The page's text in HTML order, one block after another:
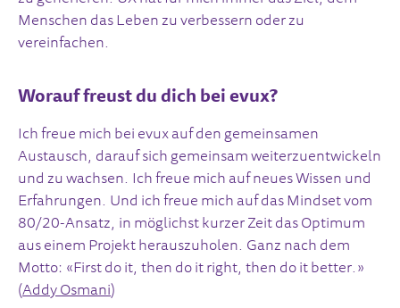
Menschen das Leben zu verbessern oder zu
vereinfachen.
Worauf freust du dich bei evux?
Ich freue mich bei evux auf den gemeinsamen
Austausch, darauf sich gemeinsam weiterzuentwickeln
und zu wachsen. Ich freue mich auf neues Wissen und
Erfahrungen. Und ich freue mich auf das Mindset vom
80/20-Ansatz, in möglichst kurzer Zeit das Optimum
aus einem Projekt herauszuholen. Ganz nach dem
Motto: «First do it, then do it right, then do it better.»
(Addy Osmani)